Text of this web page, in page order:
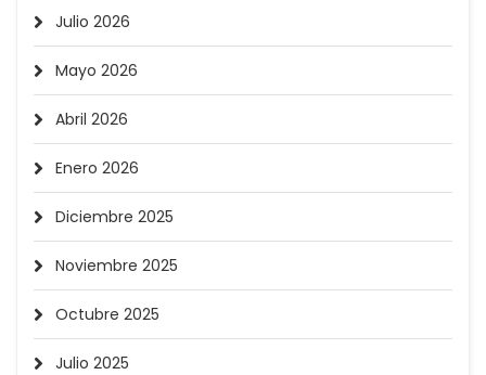
Julio 2026
Mayo 2026
Abril 2026
Enero 2026
Diciembre 2025
Noviembre 2025
Octubre 2025
Julio 2025